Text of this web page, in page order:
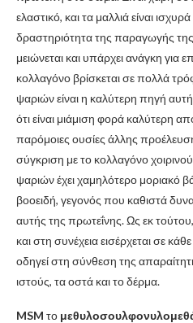
ελαστικό, και τα μαλλιά είναι
δραστηριότητα της παραγωγής
μειώνεται και υπάρχει ανάγκη
κολλαγόνο βρίσκεται σε πολλά
ψαριών είναι η καλύτερη πηγή
ότι είναι μιάμιση φορά καλύτερη
παρόμοιες ουσίες άλλης
σύγκριση με το κολλαγόνο
ψαριών έχει χαμηλότερο μοριακό
βοοειδή, γεγονός που καθιστά
αυτής της πρωτεΐνης. Ως εκ
και στη συνέχεια εισέρχεται σε
οδηγεί στη σύνθεση της
ιστούς, τα οστά και το δέρμα.
MSM το